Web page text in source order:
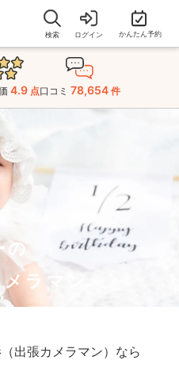
検索 ログイン かんたん予約
4.9 点口コミ 78,654 件
の
ラマン
出張カメラマン）なら